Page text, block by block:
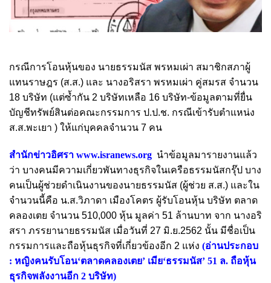
กรณีการโอนหุ้นของ นายธรรมนัส พรหมเผ่า สมาชิกสภาผู้
แทนราษฎร (ส.ส.) และ นางอริสรา พรหมเผ่า คู่สมรส จำนวน
18 บริษัท (แต่ซ้ำกัน 2 บริษัทเหลือ 16 บริษัท-ข้อมูลตามที่ยื่น
บัญชีทรัพย์สินต่อคณะกรรมการ ป.ป.ช. กรณีเข้ารับตำแหน่ง
ส.ส.พะเยา ) ให้แก่บุคคลจำนวน 7 คน
สำนักข่าวอิศรา www.isranews.org นำข้อมูลมารายงานแล้ว
ว่า บางคนมีความเกี่ยวพันทางธุรกิจในเครือธรรมนัสกรุ๊ป บาง
คนเป็นผู้ช่วยดำเนินงานของนายธรรมนัส (ผู้ช่วย ส.ส.) และใน
จำนวนนี้คือ น.ส.วิภาดา เมืองโคตร ผู้รับโอนหุ้น บริษัท ตลาด
คลองเตย จำนวน 510,000 หุ้น มูลค่า 51 ล้านบาท จาก นางอริ
สรา ภรรยานายธรรมนัส เมื่อวันที่ 27 มิ.ย.2562 นั้น มีชื่อเป็น
กรรมการและถือหุ้นธุรกิจที่เกี่ยวข้องอีก 2 แห่ง (อ่านประกอบ
: หญิงคนรับโอน‘ตลาดคลองเตย’ เมีย‘ธรรมนัส’ 51 ล. ถือหุ้น
ธุรกิจพลังงานอีก 2 บริษัท)